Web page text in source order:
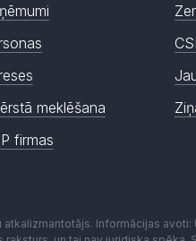
meklēšana
firmas
Informācijas